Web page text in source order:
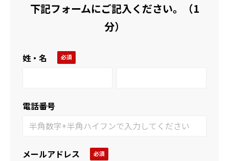
下記フォームにご記入ください。（1
分）
姓・名
電話番号
メールアドレス